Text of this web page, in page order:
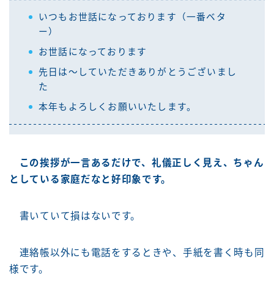
いつもお世話になっております（一番ベタ
ー）
お世話になっております
先日は～していただきありがとうございまし
た
本年もよろしくお願いいたします。
この挨拶が一言あるだけで、礼儀正しく見え、ちゃん
としている家庭だなと好印象です。
書いていて損はないです。
連絡帳以外にも電話をするときや、手紙を書く時も同
様です。